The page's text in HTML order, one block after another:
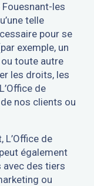
les
telle
pour se
exemple, un
toute autre
les droits, les
de
nos clients ou
L’Office de
également
avec des tiers
ou